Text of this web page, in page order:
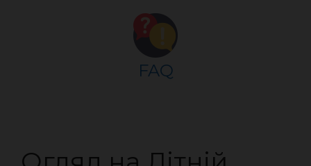
FAQ